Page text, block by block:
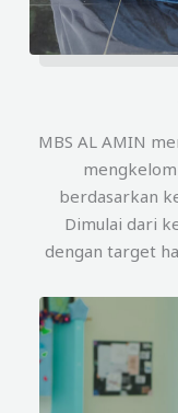
MBS AL AMIN
berdasarkan
Dimulai dari
dengan target